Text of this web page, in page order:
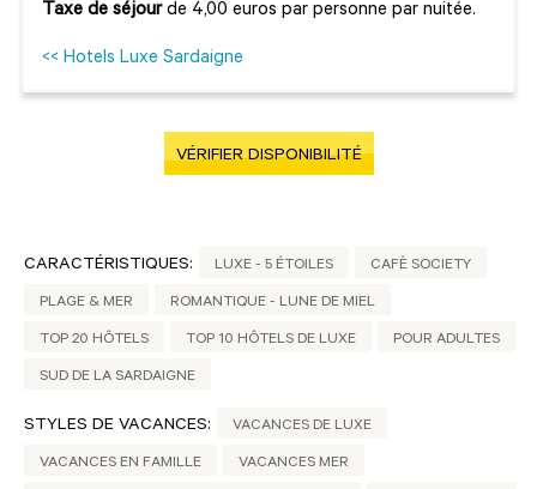
Taxe de séjourde 4,00 euros par personne par nuitée.
<< Hotels Luxe Sardaigne
VÉRIFIER DISPONIBILITÉ
CARACTÉRISTIQUES: LUXE - 5 ÉTOILES CAFÈ SOCIETY
PLAGE & MER ROMANTIQUE - LUNE DE MIEL
TOP 20 HÔTELS TOP 10 HÔTELS DE LUXE POUR ADULTES
SUD DE LA SARDAIGNE
STYLES DE VACANCES: VACANCES DE LUXE
VACANCES EN FAMILLE VACANCES MER